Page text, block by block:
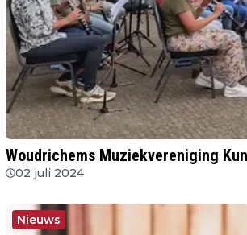
Woudrichems Muziekvereniging
02 juli 2024
Nieuws